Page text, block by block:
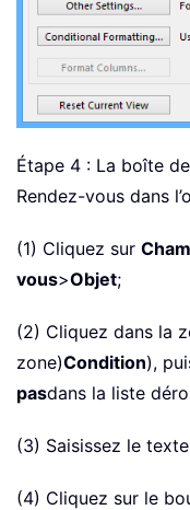
Étape 4 : La boîte
Rendez-vous dans
(1) Cliquez sur
vous>Objet;
(2) Cliquez dans la
zone)Condition),
pasdans la liste
(3) Saisissez le
(4) Cliquez sur le